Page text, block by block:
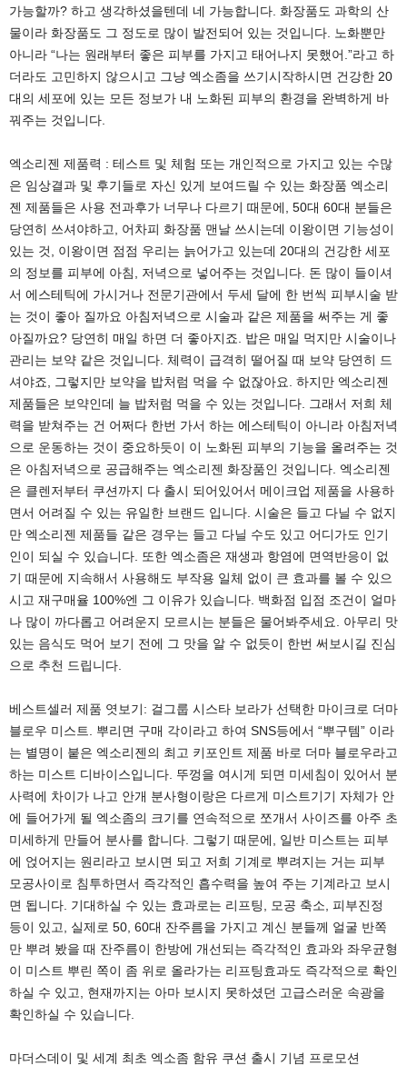
가능할까? 하고 생각하셨을텐데 네 가능합니다. 화장품도 과학의 산
물이라 화장품도 그 정도로 많이 발전되어 있는 것입니다. 노화뿐만
아니라 “나는 원래부터 좋은 피부를 가지고 태어나지 못했어.”라고 하
더라도 고민하지 않으시고 그냥 엑소좀을 쓰기시작하시면 건강한 20
대의 세포에 있는 모든 정보가 내 노화된 피부의 환경을 완벽하게 바
꿔주는 것입니다.
엑소리젠 제품력 : 테스트 및 체험 또는 개인적으로 가지고 있는 수많
은 임상결과 및 후기들로 자신 있게 보여드릴 수 있는 화장품 엑소리
젠 제품들은 사용 전과후가 너무나 다르기 때문에, 50대 60대 분들은
당연히 쓰셔야하고, 어차피 화장품 맨날 쓰시는데 이왕이면 기능성이
있는 것, 이왕이면 점점 우리는 늙어가고 있는데 20대의 건강한 세포
의 정보를 피부에 아침, 저녁으로 넣어주는 것입니다. 돈 많이 들이셔
서 에스테틱에 가시거나 전문기관에서 두세 달에 한 번씩 피부시술 받
는 것이 좋아 질까요 아침저녁으로 시술과 같은 제품을 써주는 게 좋
아질까요? 당연히 매일 하면 더 좋아지죠. 밥은 매일 먹지만 시술이나
관리는 보약 같은 것입니다. 체력이 급격히 떨어질 때 보약 당연히 드
셔야죠, 그렇지만 보약을 밥처럼 먹을 수 없잖아요. 하지만 엑소리젠
제품들은 보약인데 늘 밥처럼 먹을 수 있는 것입니다. 그래서 저희 체
력을 받쳐주는 건 어쩌다 한번 가서 하는 에스테틱이 아니라 아침저녁
으로 운동하는 것이 중요하듯이 이 노화된 피부의 기능을 올려주는 것
은 아침저녁으로 공급해주는 엑소리젠 화장품인 것입니다. 엑소리젠
은 클렌저부터 쿠션까지 다 출시 되어있어서 메이크업 제품을 사용하
면서 어려질 수 있는 유일한 브랜드 입니다. 시술은 들고 다닐 수 없지
만 엑소리젠 제품들 같은 경우는 들고 다닐 수도 있고 어디가도 인기
인이 되실 수 있습니다. 또한 엑소좀은 재생과 항염에 면역반응이 없
기 때문에 지속해서 사용해도 부작용 일체 없이 큰 효과를 볼 수 있으
시고 재구매율 100%엔 그 이유가 있습니다. 백화점 입점 조건이 얼마
나 많이 까다롭고 어려운지 모르시는 분들은 물어봐주세요. 아무리 맛
있는 음식도 먹어 보기 전에 그 맛을 알 수 없듯이 한번 써보시길 진심
으로 추천 드립니다.
베스트셀러 제품 엿보기: 걸그룹 시스타 보라가 선택한 마이크로 더마
블로우 미스트. 뿌리면 구매 각이라고 하여 SNS등에서 “뿌구템” 이라
는 별명이 붙은 엑소리젠의 최고 키포인트 제품 바로 더마 블로우라고
하는 미스트 디바이스입니다. 뚜껑을 여시게 되면 미세침이 있어서 분
사력에 차이가 나고 안개 분사형이랑은 다르게 미스트기기 자체가 안
에 들어가게 될 엑소좀의 크기를 연속적으로 쪼개서 사이즈를 아주 초
미세하게 만들어 분사를 합니다. 그렇기 때문에, 일반 미스트는 피부
에 얹어지는 원리라고 보시면 되고 저희 기계로 뿌려지는 거는 피부
모공사이로 침투하면서 즉각적인 흡수력을 높여 주는 기계라고 보시
면 됩니다. 기대하실 수 있는 효과로는 리프팅, 모공 축소, 피부진정
등이 있고, 실제로 50, 60대 잔주름을 가지고 계신 분들께 얼굴 반쪽
만 뿌려 봤을 때 잔주름이 한방에 개선되는 즉각적인 효과와 좌우균형
이 미스트 뿌린 쪽이 좀 위로 올라가는 리프팅효과도 즉각적으로 확인
하실 수 있고, 현재까지는 아마 보시지 못하셨던 고급스러운 속광을
확인하실 수 있습니다.
마더스데이 및 세계 최초 엑소좀 함유 쿠션 출시 기념 프로모션